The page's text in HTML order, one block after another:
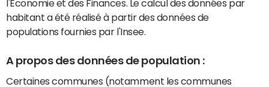
l'Economie et des Finances. Le calcul des données par
habitant a été réalisé à partir des données de
populations fournies par l'Insee.
A propos des données de population :
Certaines communes (notamment les communes